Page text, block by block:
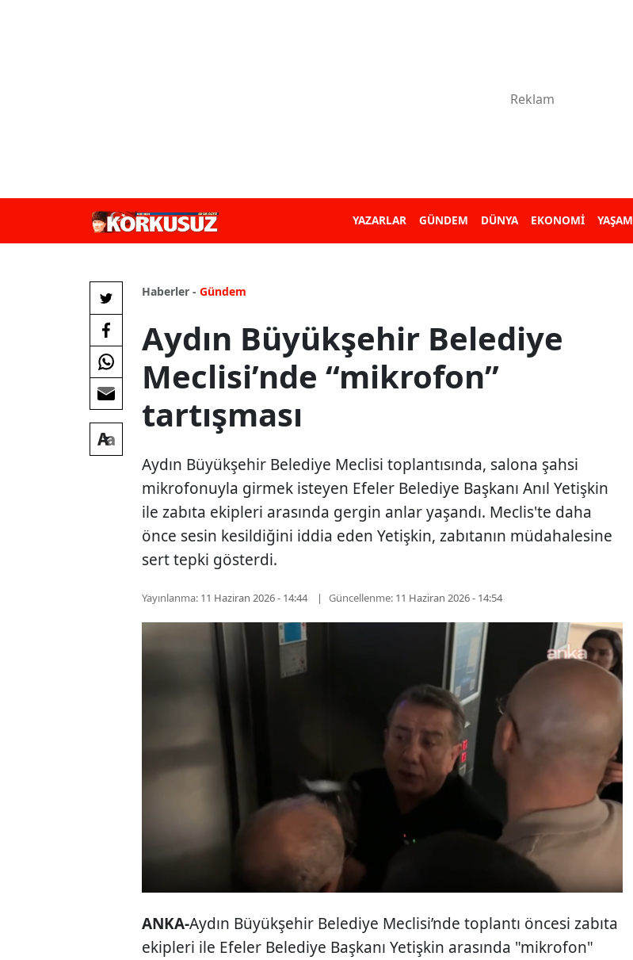
YAZARLAR GÜNDEM DÜNYA EKONOMİ YAŞAM
Haberler - Gündem
Aydın Büyükşehir Belediye
Meclisi’nde “mikrofon”
tartışması
Aydın Büyükşehir Belediye Meclisi toplantısında, salona şahsi
mikrofonuyla girmek isteyen Efeler Belediye Başkanı Anıl Yetişkin
ile zabıta ekipleri arasında gergin anlar yaşandı. Meclis'te daha
önce sesin kesildiğini iddia eden Yetişkin, zabıtanın müdahalesine
sert tepki gösterdi.
Yayınlanma: 11 Haziran 2026 - 14:44 Güncellenme: 11 Haziran 2026 - 14:54
ANKA-Aydın Büyükşehir Belediye Meclisi’nde toplantı öncesi zabıta
ekipleri ile Efeler Belediye Başkanı Yetişkin arasında "mikrofon"